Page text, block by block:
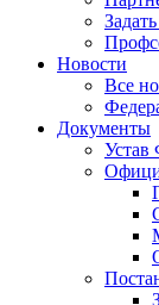
Новости
Все
Документы